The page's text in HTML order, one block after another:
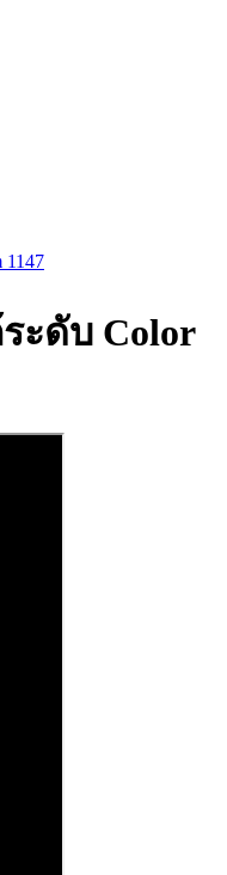
ะดับ Color